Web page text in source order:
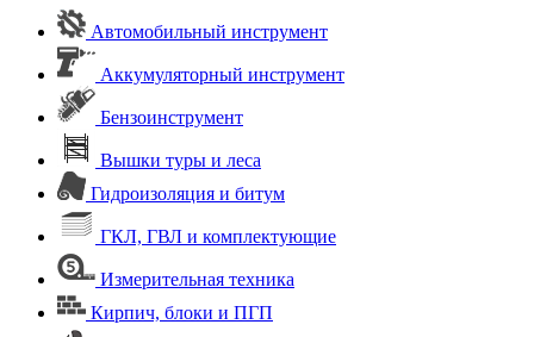
Автомобильный инструмент
Аккумуляторный инструмент
Бензоинструмент
Вышки туры и леса
Гидроизоляция и битум
ГКЛ, ГВЛ и комплектующие
Измерительная техника
Кирпич, блоки и ПГП